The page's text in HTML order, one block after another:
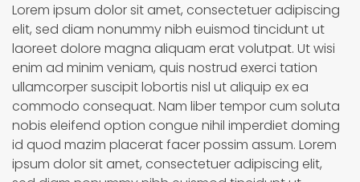
Lorem ipsum dolor sit amet, consectetuer adipiscing
elit, sed diam nonummy nibh euismod tincidunt ut
laoreet dolore magna aliquam erat volutpat. Ut wisi
enim ad minim veniam, quis nostrud exerci tation
ullamcorper suscipit lobortis nisl ut aliquip ex ea
commodo consequat. Nam liber tempor cum soluta
nobis eleifend option congue nihil imperdiet doming
id quod mazim placerat facer possim assum. Lorem
ipsum dolor sit amet, consectetuer adipiscing elit,